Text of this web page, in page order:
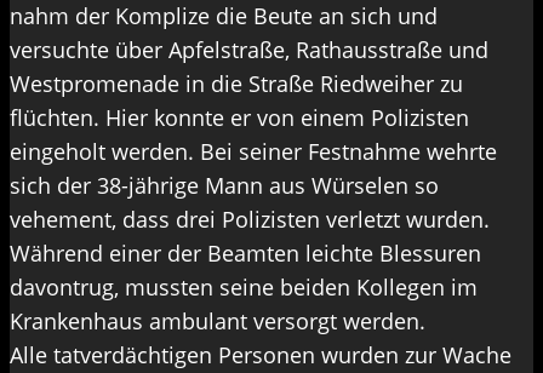
nahm der Komplize die Beute an sich und
versuchte über Apfelstraße, Rathausstraße und
Westpromenade in die Straße Riedweiher zu
flüchten. Hier konnte er von einem Polizisten
eingeholt werden. Bei seiner Festnahme wehrte
sich der 38-jährige Mann aus Würselen so
vehement, dass drei Polizisten verletzt wurden.
Während einer der Beamten leichte Blessuren
davontrug, mussten seine beiden Kollegen im
Krankenhaus ambulant versorgt werden.
Alle tatverdächtigen Personen wurden zur Wache